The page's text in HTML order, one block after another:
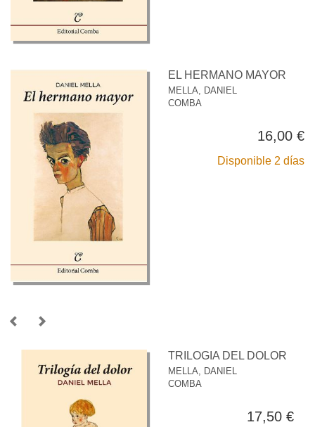
EL HERMANO MAYOR
MELLA, DANIEL
COMBA
16,00 €
Disponible 2 días
TRILOGIA DEL DOLOR
MELLA, DANIEL
COMBA
17,50 €